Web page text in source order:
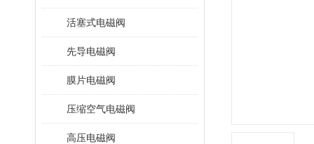
活塞式电磁阀
先导电磁阀
膜片电磁阀
压缩空气电磁阀
高压电磁阀